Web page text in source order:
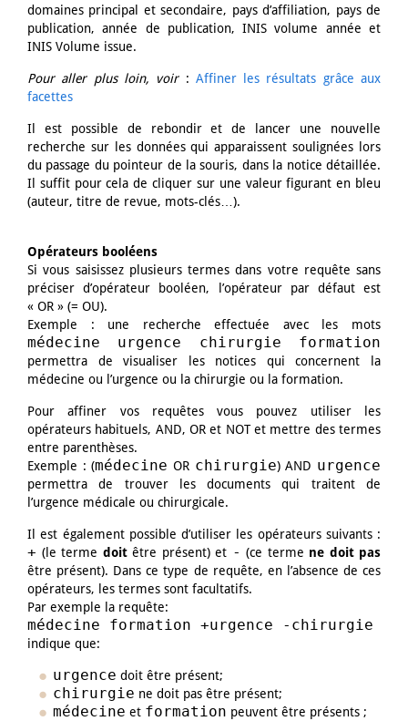
domaines principal et secondaire, pays d’affiliation, pays de
publication, année de publication, INIS volume année et
INIS Volume issue.
Pour aller plus loin, voir: Affiner les résultats grâce aux
facettes
Il est possible de rebondir et de lancer une nouvelle
recherche sur les données qui apparaissent soulignées lors
du passage du pointeur de la souris, dans la notice détaillée.
Il suffit pour cela de cliquer sur une valeur figurant en bleu
(auteur, titre de revue, mots-clés…).
Opérateurs booléens
Si vous saisissez plusieurs termes dans votre requête sans
préciser d’opérateur booléen, l’opérateur par défaut est
« OR » (= OU).
Exemple : une recherche effectuée avec les mots
médecine urgence chirurgie formation
permettra de visualiser les notices qui concernent la
médecine ou l’urgence ou la chirurgie ou la formation.
Pour affiner vos requêtes vous pouvez utiliser les
opérateurs habituels, AND, OR et NOT et mettre des termes
entre parenthèses.
Exemple : (médecine OR chirurgie) AND urgence
permettra de trouver les documents qui traitent de
l’urgence médicale ou chirurgicale.
Il est également possible d’utiliser les opérateurs suivants :
+ (le terme doitêtre présent) et - (ce terme ne doit pas
être présent). Dans ce type de requête, en l’absence de ces
opérateurs, les termes sont facultatifs.
Par exemple la requête:
médecine formation +urgence -chirurgie
indique que:
urgence doit être présent;
chirurgie ne doit pas être présent;
médecine et formation peuvent être présents ;